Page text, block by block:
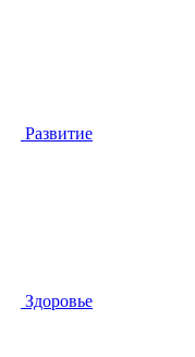
Развитие
Здоровье